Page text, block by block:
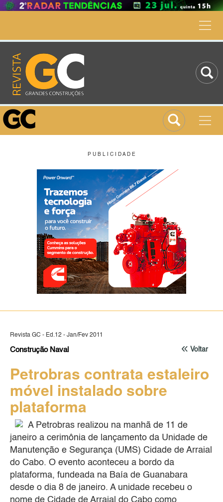
P U B L I C I D A D E
Revista GC - Ed.12 - Jan/Fev 2011
Voltar
Construção Naval
Petrobras contrata estaleiro
móvel instalado sobre
plataforma
A Petrobras realizou na manhã de 11 de
janeiro a cerimônia de lançamento da Unidade de
Manutenção e Segurança (UMS) Cidade de Arraial
do Cabo. O evento aconteceu a bordo da
plataforma, fundeada na Baía de Guanabara
desde o dia 8 de janeiro. A unidade recebeu o
nome de Cidade de Arraial do Cabo como